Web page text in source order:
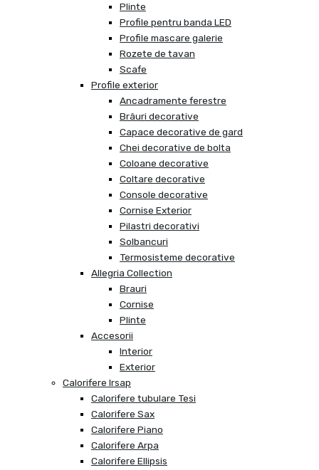
Plinte
Profile pentru banda LED
Profile mascare galerie
Rozete de tavan
Scafe
Profile exterior
Ancadramente ferestre
Brâuri decorative
Capace decorative de gard
Chei decorative de bolta
Coloane decorative
Coltare decorative
Console decorative
Cornise Exterior
Pilastri decorativi
Solbancuri
Termosisteme decorative
Allegria Collection
Brauri
Cornise
Plinte
Accesorii
Interior
Exterior
Calorifere Irsap
Calorifere tubulare Tesi
Calorifere Sax
Calorifere Piano
Calorifere Arpa
Calorifere Ellipsis